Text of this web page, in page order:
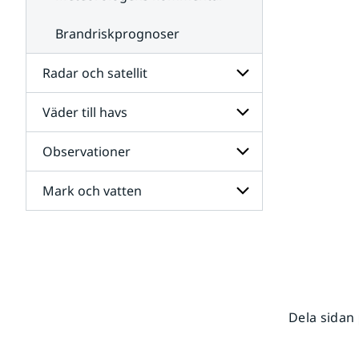
Brandriskprognoser
Radar och satellit
Undersidor
för
Radar
och
satellit
Väder till havs
Undersidor
för
Väder
till
havs
Observationer
Undersidor
för
Mark och vatten
Dela sidan